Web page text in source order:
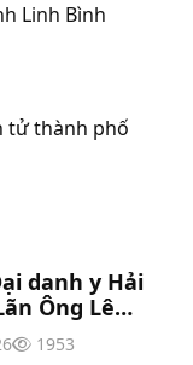
nổ bắt
cung cấp
đo quang
sinh hóa
dời và lắp đặt
quy và kỹ
Màn hình led
Linh Bình
tử thành phố
danh y Hải
Ông Lê
1953